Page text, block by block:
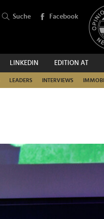
Suche Facebook
LINKEDIN EDITION AT
LEADERS INTERVIEWS
SUCHEN